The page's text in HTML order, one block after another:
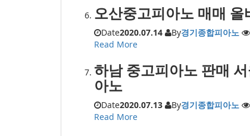
오산중고피아노 매매
Date2020.07.14 By경기종합피아노
Read More
하남 중고피아노 판매
아노
Date2020.07.13 By경기종합피아노
Read More